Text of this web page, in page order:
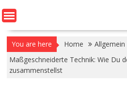
You are here Home
Allgemein
Maßgeschneiderte Technik: Wie Du
zusammenstellst